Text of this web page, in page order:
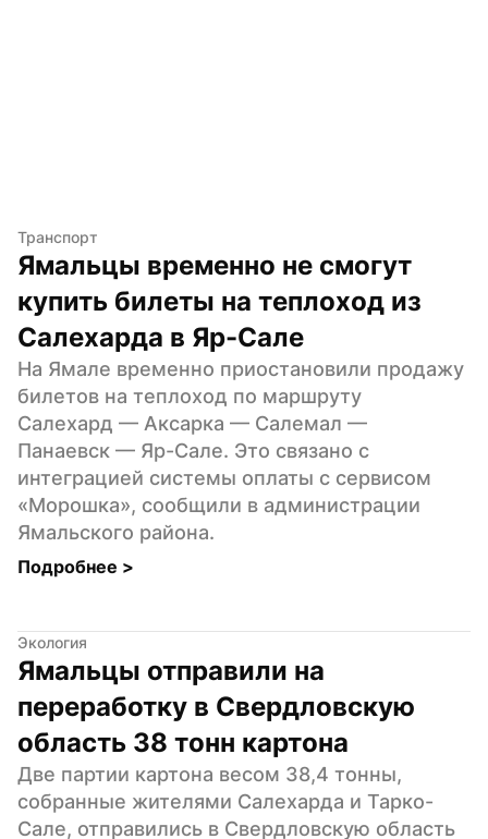
Транспорт
Ямальцы временно не смогут
купить билеты на теплоход из
Салехарда в Яр-Сале
На Ямале временно приостановили продажу
билетов на теплоход по маршруту
Салехард — Аксарка — Салемал —
Панаевск — Яр-Сале. Это связано с
интеграцией системы оплаты с сервисом
«Морошка», сообщили в администрации
Ямальского района.
Подробнее >
Экология
Ямальцы отправили на
переработку в Свердловскую
область 38 тонн картона
Две партии картона весом 38,4 тонны,
собранные жителями Салехарда и Тарко-
Сале, отправились в Свердловскую область